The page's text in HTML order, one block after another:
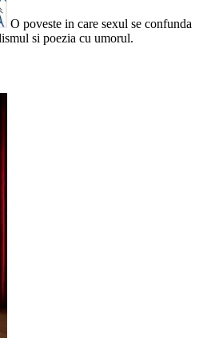
O poveste in care sexul se confunda
si poezia cu umorul.